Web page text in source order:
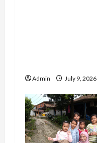
Admin July 9, 2026